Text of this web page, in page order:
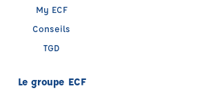
My ECF
Conseils
TGD
Le groupe ECF